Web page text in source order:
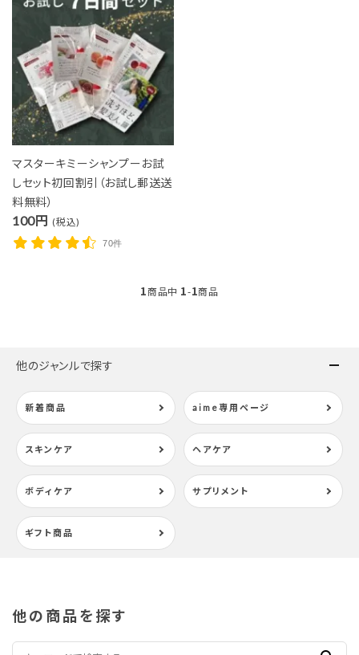
マスターキミーシャンプーお試
しセット初回割引（お試し郵送送
料無料）
100円 (税込)
70件
1商品中 1-1商品
他のジャンルで探す
新着商品 aime専用ページ
スキンケア ヘアケア
ボディケア サプリメント
ギフト商品
他の商品を探す
キーワード
カテゴリー